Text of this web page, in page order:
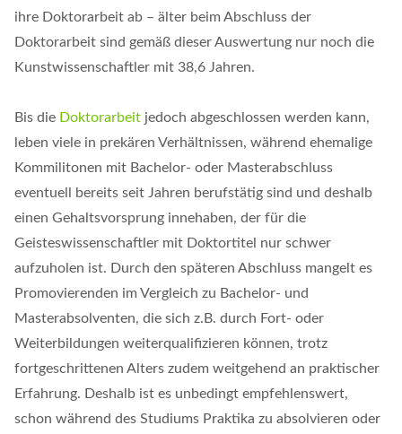
ihre Doktorarbeit ab – älter beim Abschluss der
Doktorarbeit sind gemäß dieser Auswertung nur noch die
Kunstwissenschaftler mit 38,6 Jahren.
Bis die Doktorarbeit jedoch abgeschlossen werden kann,
leben viele in prekären Verhältnissen, während ehemalige
Kommilitonen mit Bachelor- oder Masterabschluss
eventuell bereits seit Jahren berufstätig sind und deshalb
einen Gehaltsvorsprung innehaben, der für die
Geisteswissenschaftler mit Doktortitel nur schwer
aufzuholen ist. Durch den späteren Abschluss mangelt es
Promovierenden im Vergleich zu Bachelor- und
Masterabsolventen, die sich z.B. durch Fort- oder
Weiterbildungen weiterqualifizieren können, trotz
fortgeschrittenen Alters zudem weitgehend an praktischer
Erfahrung. Deshalb ist es unbedingt empfehlenswert,
schon während des Studiums Praktika zu absolvieren oder